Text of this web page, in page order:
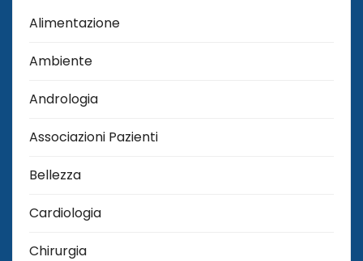
Alimentazione
Ambiente
Andrologia
Associazioni Pazienti
Bellezza
Cardiologia
Chirurgia